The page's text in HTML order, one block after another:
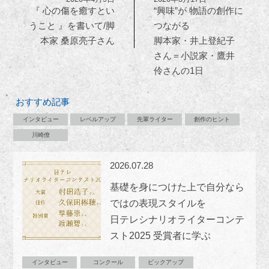
『 心の傷を癒すとい
うこと 』を書いて/脚
本家 桑原亮子さん
“興味”が 物語の創作に
つながる
脚本家・井上登紀子
さん＝小説家・鷹井
伶さんの1日
おすすめ記事
インタビュー レベルアップ 先輩ライター 創作のヒント
川崎僚
2026.07.28
基礎を身につけた上で自分なら
ではの表現スタイルを
日テレシナリオライターコンテ
スト2025 受賞者に学ぶ
インタビュー コンクール ピックアップ